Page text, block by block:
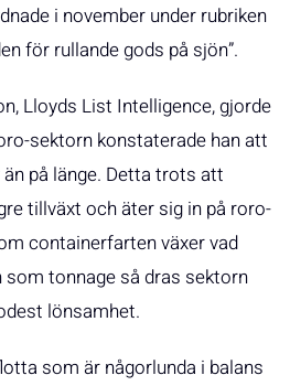
i november under rubriken
för rullande gods på sjön”.
Lloyds List Intelligence, gjorde
sektorn konstaterade han att
på länge. Detta trots att
tillväxt och äter sig in på roro-
containerfarten växer vad
tonnage så dras sektorn
lönsamhet.
som är någorlunda i balans